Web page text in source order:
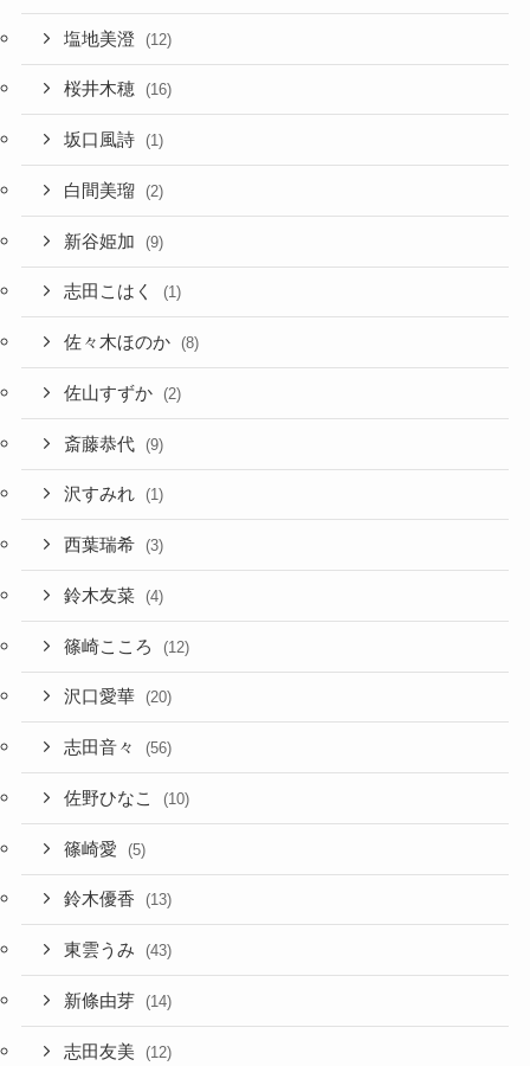
塩地美澄 (12)
桜井木穂 (16)
坂口風詩 (1)
白間美瑠 (2)
新谷姫加 (9)
志田こはく (1)
佐々木ほのか (8)
佐山すずか (2)
斎藤恭代 (9)
沢すみれ (1)
西葉瑞希 (3)
鈴木友菜 (4)
篠崎こころ (12)
沢口愛華 (20)
志田音々 (56)
佐野ひなこ (10)
篠崎愛 (5)
鈴木優香 (13)
東雲うみ (43)
新條由芽 (14)
志田友美 (12)